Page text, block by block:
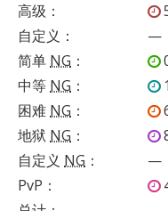
高级 ：
自定义 ： —
简单 NG ：
中等 NG ：
困难 NG ：
地狱 NG ：
自定义 NG ： —
PvP ：